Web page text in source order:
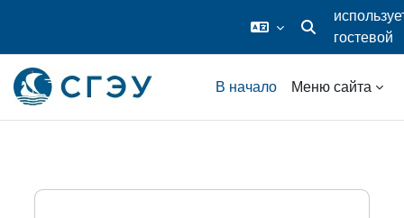
Изменитьгостевой
доступ
В начало
Меню сайта